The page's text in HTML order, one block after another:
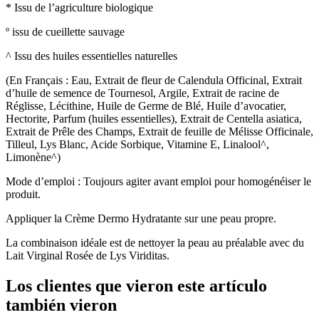
* Issu de l’agriculture biologique
º issu de cueillette sauvage
^ Issu des huiles essentielles naturelles
(En Français : Eau, Extrait de fleur de Calendula Officinal, Extrait
d’huile de semence de Tournesol, Argile, Extrait de racine de
Réglisse, Lécithine, Huile de Germe de Blé, Huile d’avocatier,
Hectorite, Parfum (huiles essentielles), Extrait de Centella asiatica,
Extrait de Prêle des Champs, Extrait de feuille de Mélisse Officinale,
Tilleul, Lys Blanc, Acide Sorbique, Vitamine E, Linalool^,
Limonène^)
Mode d’emploi : Toujours agiter avant emploi pour homogénéiser le
produit.
Appliquer la Crème Dermo Hydratante sur une peau propre.
La combinaison idéale est de nettoyer la peau au préalable avec du
Lait Virginal Rosée de Lys Viriditas.
Los clientes que vieron este artículo
también vieron